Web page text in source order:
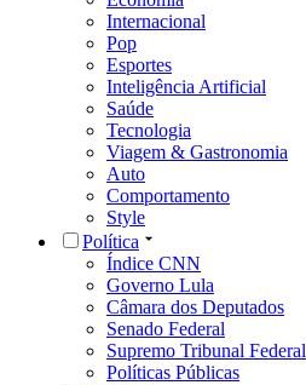
Internacional
Pop
Esportes
Inteligência Artificial
Saúde
Tecnologia
Viagem & Gastronomia
Auto
Comportamento
Style
Política
Índice CNN
Governo Lula
Câmara dos Deputados
Senado Federal
Supremo Tribunal Federal
Políticas Públicas